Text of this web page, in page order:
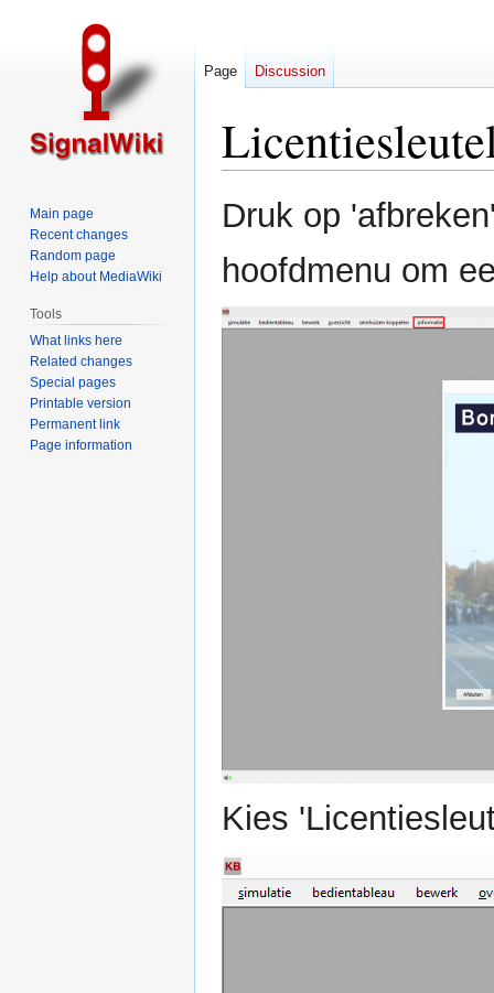
Jump
to
Jump
to
Druk op
hoofdmenu om
Kies
Page Discussion
Main page
Recent changes
Random page
Help about MediaWiki
Tools
What links here
Related changes
Special pages
Printable version
Permanent link
Page information